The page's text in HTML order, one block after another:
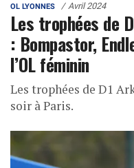
OL LYONNES Avril 2024
Les trophées de
: Bompastor,
l’OL féminin
Les trophées de D1
soir à Paris.